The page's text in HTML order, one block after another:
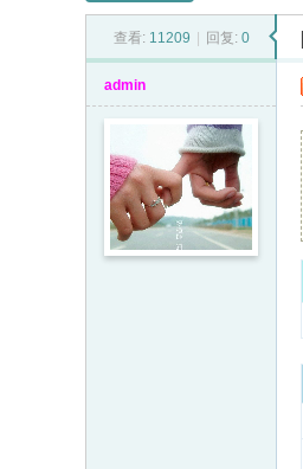
秀
查看: 11209 回复: 0
admin